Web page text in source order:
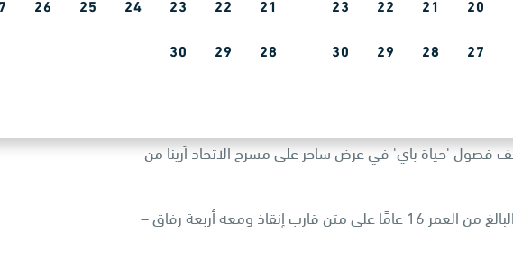
20
21
22
23
27
28
29
30
21
22
23
24
25
26
28
29
30
'حياة باي'
فصول 'حياة باي' في عرض ساحر على مسرح الاتحاد آرينا من
بعد تحطم السفينة في وسط المحيط الهادئ، ينجو 'باي' البالغ من العمر 16 عامًا على متن قارب إنقاذ ومعه أربعة رفاق –